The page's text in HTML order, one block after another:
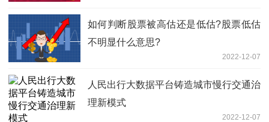
如何判断股票被高估还是低估?股票低估
不明显什么意思?
2022-12-07
人民出行大数据平台铸造城市慢行交通治
理新模式
2022-12-07